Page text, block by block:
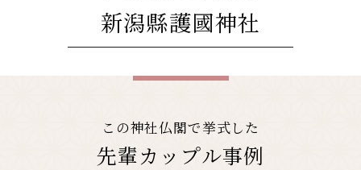
和婚コラム
新潟縣護國神社
この神社仏閣で挙式した
先輩カップル事例